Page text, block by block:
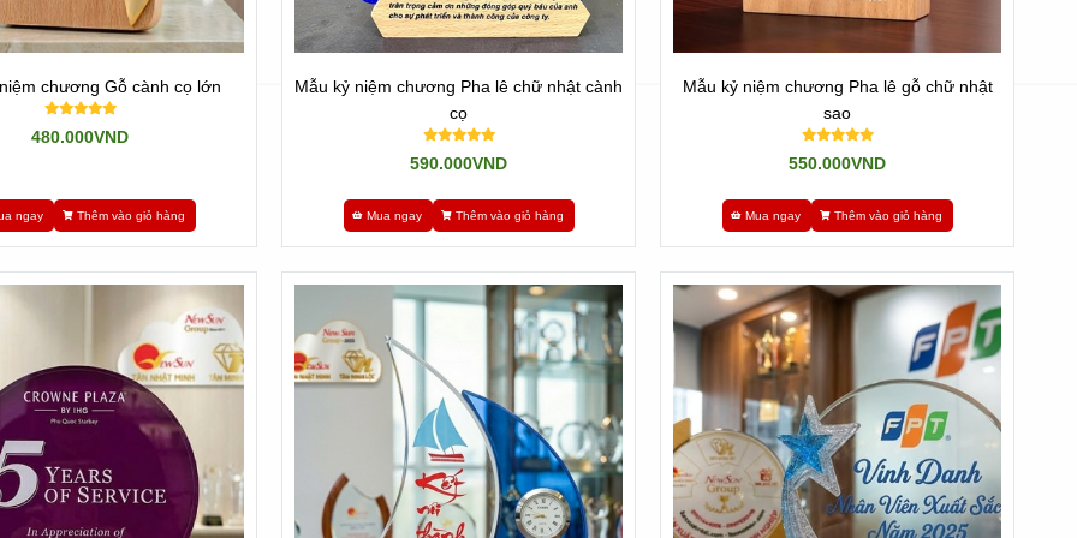
tục, hàng luôn có sẵn tại kho, thiết kế miễn phí, giao hàng tận nơi và bảo trì sản phẩm trọn đời.
CHÍNH SÁCH ĐỔI / TRẢ HÀNG
Newsun- Tân Nhật Minh luôn lấy uy tín lên hàng đầu.
tay chân, gia công từ tay, nên độ đúng đắn nhiều lúc chỉ 85-90% so với thiết kế.
chương Gỗ cành cọ lớn
480.000VND
ngay Thêm vào giỏ hàng
Mẫu kỷ niệm chương Pha lê chữ nhật cành
cọ
590.000VND
Mua ngay Thêm vào giỏ hàng
Mẫu kỷ niệm chương Pha lê gỗ chữ nhật
sao
550.000VND
Mua ngay Thêm vào giỏ hàng